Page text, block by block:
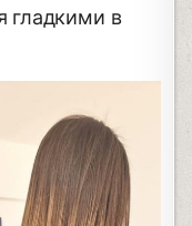
гладкими в